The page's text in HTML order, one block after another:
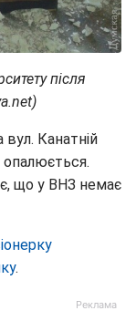
після
Канатній
опалюється.
що у ВНЗ немає
.